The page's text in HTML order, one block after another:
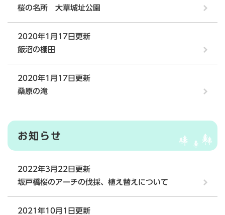
桜の名所 大草城址公園
2020年1月17日更新
飯沼の棚田
2020年1月17日更新
桑原の滝
お知らせ
2022年3月22日更新
坂戸橋桜のアーチの伐採、植え替えについて
2021年10月1日更新